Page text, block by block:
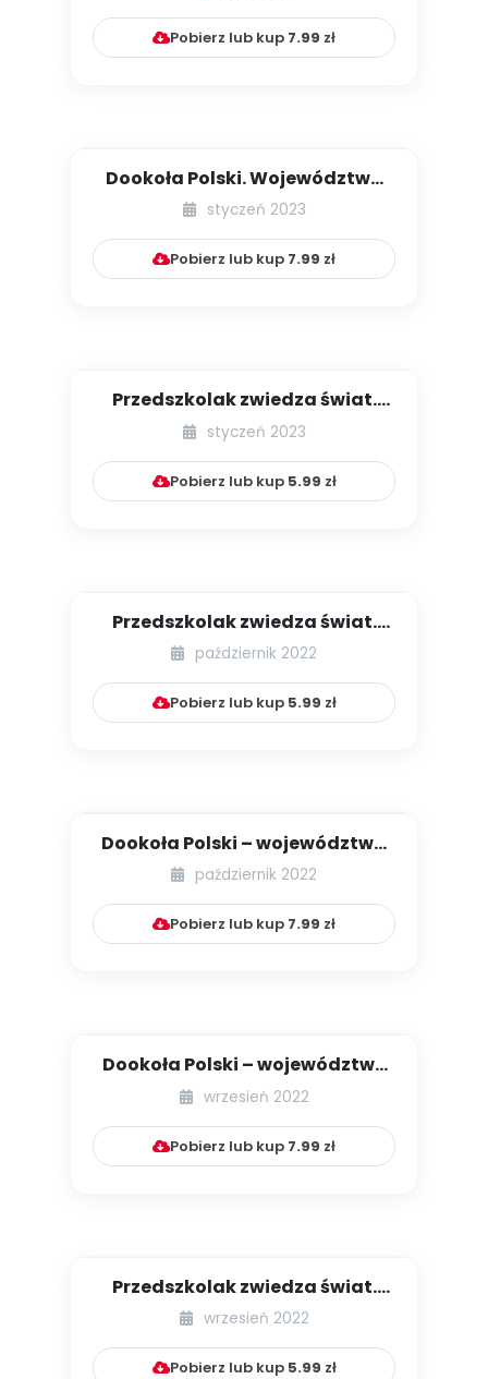
Pobierz lub kup 7.99 zł
Dookoła Polski. Województwa
lubelskie i zachodniopomors...
styczeń 2023
Pobierz lub kup 7.99 zł
Przedszkolak zwiedza świat.
Część V. Afryka
styczeń 2023
Pobierz lub kup 5.99 zł
Przedszkolak zwiedza świat.
Część II. Europa
październik 2022
Pobierz lub kup 5.99 zł
Dookoła Polski – województwa
kujawsko-pomorskie i lubus...
październik 2022
Pobierz lub kup 7.99 zł
Dookoła Polski – województwo
mazowieckie
wrzesień 2022
Pobierz lub kup 7.99 zł
Przedszkolak zwiedza świat.
Część I. Wyprawa dookoła św...
wrzesień 2022
Pobierz lub kup 5.99 zł